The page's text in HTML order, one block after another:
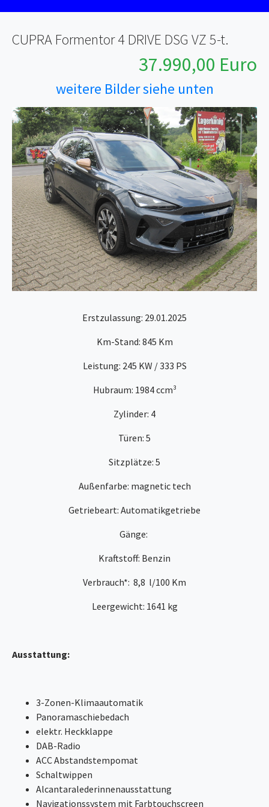
CUPRA Formentor 4 DRIVE DSG VZ 5-t.
37.990,00 Euro
weitere Bilder siehe unten
Erstzulassung: 29.01.2025
Km-Stand: 845 Km
Leistung: 245 KW / 333 PS
Hubraum: 1984 ccm³
Zylinder: 4
Türen: 5
Sitzplätze: 5
Außenfarbe: magnetic tech
Getriebeart: Automatikgetriebe
Gänge:
Kraftstoff: Benzin
Verbrauch*: 8,8 l/100 Km
Leergewicht: 1641 kg
Ausstattung:
3-Zonen-Klimaautomatik
Panoramaschiebedach
elektr. Heckklappe
DAB-Radio
ACC Abstandstempomat
Schaltwippen
Alcantaralederinnenausstattung
Navigationssystem mit Farbtouchscreen